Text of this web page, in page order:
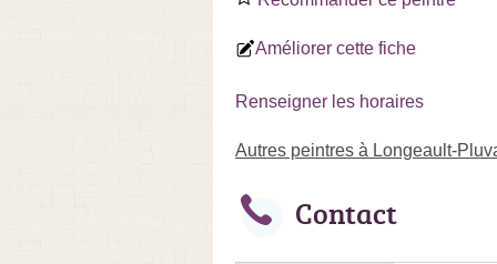
Améliorer cette fiche
Renseigner les horaires
Autres peintres à Longeault-
Contact